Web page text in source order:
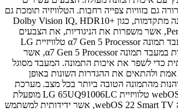
גם בזוויות צפייה רחבות. הטלוויזיה תומכת גם
במספר טכנולוגיות תמונה מתקדמות, כגון Dolby Vision IQ, HDR10+
Adaptive ו-Perfect Black, אשר משפרות את הניגודיות, את הצבעים
ואת השחור העמוק. מעבד תמונה α7 Gen 5 Processor טלוויזיית LG
65UQ91006LC מצוידת במעבד תמונה α7 Gen 5 Processor, אשר
כדי לשפר את איכות התמונה. המעבד מסוגל
ולהתאים את ההגדרות השונות באופן
מהתמונה הטובה ביותר בכל מצב. מערכת
הפעלה webOS 22 Smart TV טלוויזיית LG 65UQ91006LC מופעלת
על ידי מערכת ההפעלה webOS 22 Smart TV, אשר ידידותית למשתמש